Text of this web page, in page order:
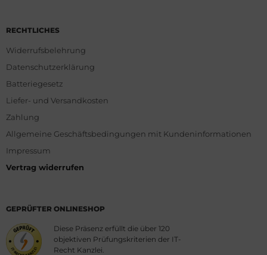
RECHTLICHES
Widerrufsbelehrung
Datenschutzerklärung
Batteriegesetz
Liefer- und Versandkosten
Zahlung
Allgemeine Geschäftsbedingungen mit Kundeninformationen
Impressum
Vertrag widerrufen
GEPRÜFTER ONLINESHOP
Diese Präsenz erfüllt die über 120
objektiven Prüfungskriterien der IT-
Recht Kanzlei.